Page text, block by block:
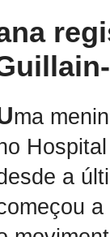
ma
a